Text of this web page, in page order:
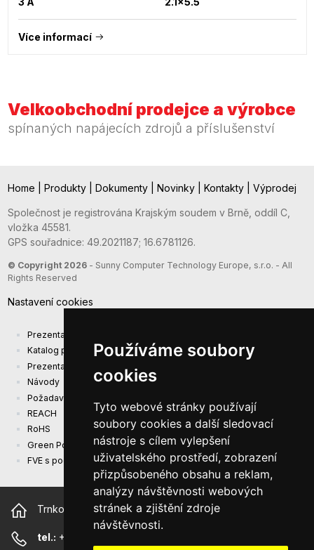
Používáme soubory
cookies
Tyto webové stránky používají
soubory cookies a další sledovací
nástroje s cílem vylepšení
uživatelského prostředí, zobrazení
přizpůsobeného obsahu a reklam,
analýzy návštěvnosti webových
stránek a zjištění zdroje
návštěvnosti.
Více informací
Velkoobchodní prodejce a výrobce
spínaných napájecích zdrojů a příslušenství
Home Produkty Dokumenty Novinky Kontakty Výprodej
Společnost je registrována Krajským soudem v Brně, oddíl C,
vložka 45581.
GPS souřadnice: 49.2021187; 16.6781126.
© Copyright 2026- Sunny Computer Technology Europe, s.r.o. - All
Rights Reserved
Nastavení cookies
Prezentace společnosti
Katalog produktů
Prezentacni katalog
Návody
Požadavky na ekodesign (EU) 2019/1782
REACH
RoHS
Green Power
FVE s podporou EU
Trnkova 2881/156, 628 00 Brno Česká republika
tel.: +420 544 500 327